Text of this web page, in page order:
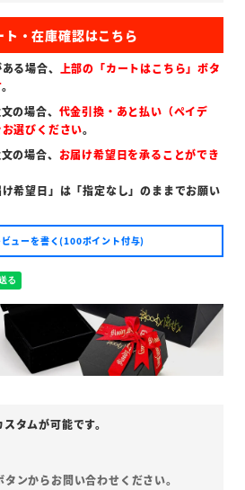
る場合、 上部の「カートはこちら」ボタ
。
の場合、 代金引換・あと払い（ペイデ
選びください。
の場合、 お届け希望日を承ることができ
け希望日」は「指定なし」のままでお願い
ューを書く(100ポイント付与)